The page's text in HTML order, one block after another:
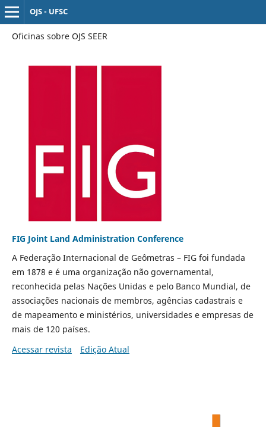
OJS - UFSC
Oficinas sobre OJS SEER
FIG Joint Land Administration Conference
A Federação Internacional de Geômetras – FIG foi fundada
em 1878 e é uma organização não governamental,
reconhecida pelas Nações Unidas e pelo Banco Mundial, de
associações nacionais de membros, agências cadastrais e
de mapeamento e ministérios, universidades e empresas de
mais de 120 países.
Acessar revista
Edição Atual